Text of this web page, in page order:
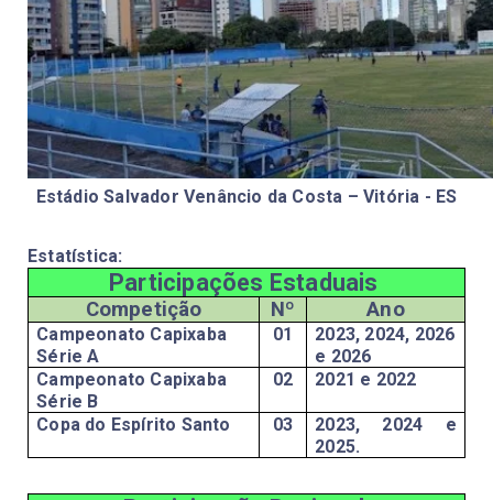
Estádio Salvador Venâncio da Costa – Vitória - ES
Estatística:
Participações Estaduais
Competição Nº Ano
Campeonato Capixaba
Série A
01
2023, 2024, 2026
e 2026
Campeonato Capixaba
Série B
02 2021 e 2022
Copa do Espírito Santo 03
2023, 2024 e
2025.